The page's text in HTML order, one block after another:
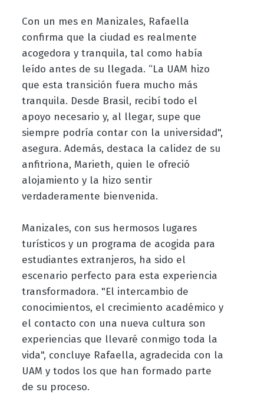
Con un mes en Manizales, Rafaella
confirma que la ciudad es realmente
acogedora y tranquila, tal como había
leído antes de su llegada. “La UAM hizo
que esta transición fuera mucho más
tranquila. Desde Brasil, recibí todo el
apoyo necesario y, al llegar, supe que
siempre podría contar con la universidad",
asegura. Además, destaca la calidez de su
anfitriona, Marieth, quien le ofreció
alojamiento y la hizo sentir
verdaderamente bienvenida.
Manizales, con sus hermosos lugares
turísticos y un programa de acogida para
estudiantes extranjeros, ha sido el
escenario perfecto para esta experiencia
transformadora. "El intercambio de
conocimientos, el crecimiento académico y
el contacto con una nueva cultura son
experiencias que llevaré conmigo toda la
vida", concluye Rafaella, agradecida con la
UAM y todos los que han formado parte
de su proceso.